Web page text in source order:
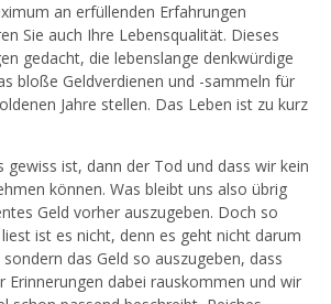
an erfüllenden Erfahrungen
Sie auch Ihre Lebensqualität. Dieses
gedacht, die lebenslange denkwürdige
bloße Geldverdienen und -sammeln für
Jahre stellen. Das Leben ist zu kurz
gewiss ist, dann der Tod und dass wir kein
können. Was bleibt uns also übrig
Geld vorher auszugeben. Doch so
ist es nicht, denn es geht nicht darum
das Geld so auszugeben, dass
Erinnerungen dabei rauskommen und wir